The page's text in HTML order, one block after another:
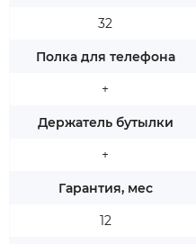
32
Полка для телефона
+
Держатель бутылки
+
Гарантия, мес
12